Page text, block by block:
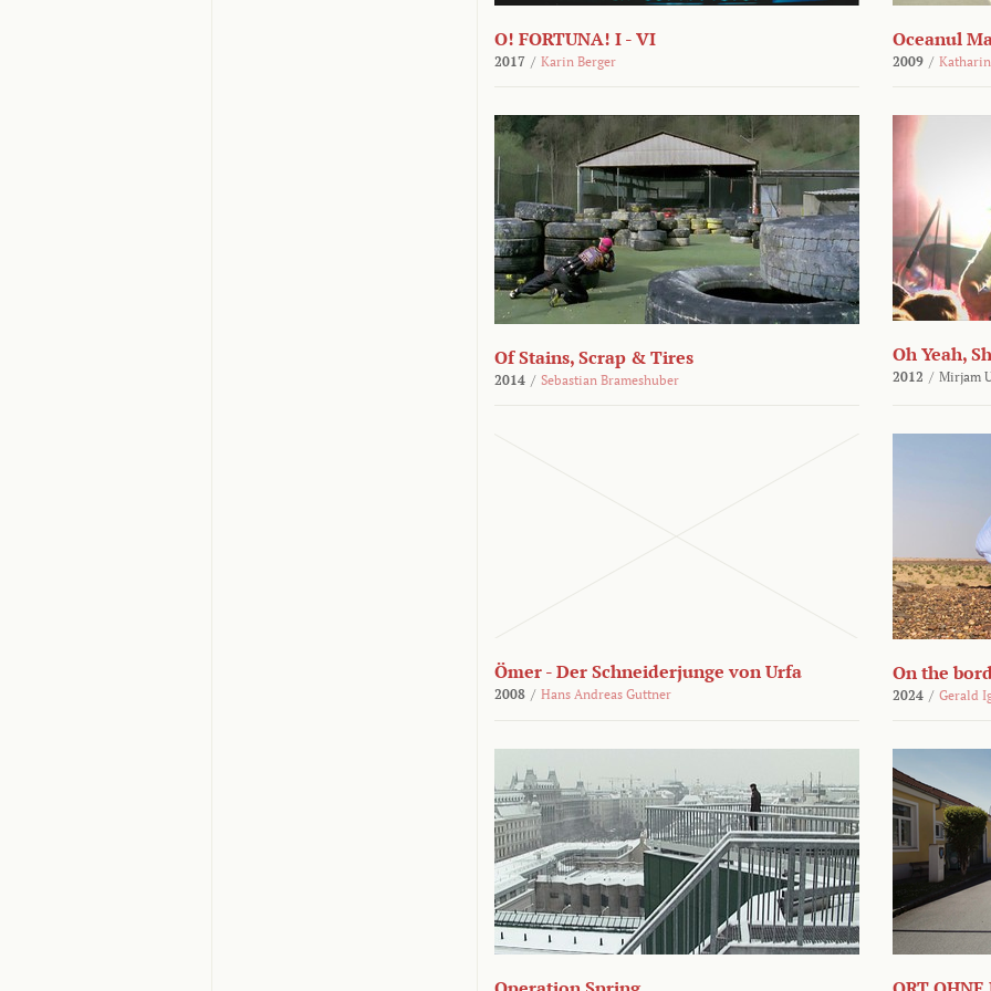
O! FORTUNA! I - VI
2017 / Karin Berger
Oceanul
2009 /
Of Stains, Scrap & Tires
2014 / Sebastian Brameshuber
Oh Yeah,
2012 / Mirjam
Ömer - Der Schneiderjunge von Urfa
2008 / Hans Andreas Guttner
On the
2024 / Gerald